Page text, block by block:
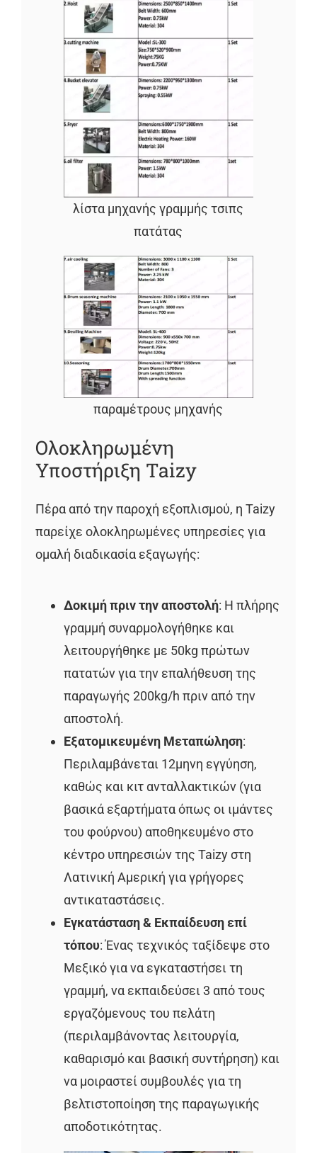
λίστα μηχανής γραμμής τσιπς
πατάτας
παραμέτρους μηχανής
Ολοκληρωμένη
Υποστήριξη Taizy
Πέρα από την παροχή εξοπλισμού, η Taizy
παρείχε ολοκληρωμένες υπηρεσίες για
ομαλή διαδικασία εξαγωγής:
Δοκιμή πριν την αποστολή: Η πλήρης
γραμμή συναρμολογήθηκε και
λειτουργήθηκε με 50kg πρώτων
πατατών για την επαλήθευση της
παραγωγής 200kg/h πριν από την
αποστολή.
Εξατομικευμένη Μεταπώληση:
Περιλαμβάνεται 12μηνη εγγύηση,
καθώς και κιτ ανταλλακτικών (για
βασικά εξαρτήματα όπως οι ιμάντες
του φούρνου) αποθηκευμένο στο
κέντρο υπηρεσιών της Taizy στη
Λατινική Αμερική για γρήγορες
αντικαταστάσεις.
Εγκατάσταση & Εκπαίδευση επί
τόπου: Ένας τεχνικός ταξίδεψε στο
Μεξικό για να εγκαταστήσει τη
γραμμή, να εκπαιδεύσει 3 από τους
εργαζόμενους του πελάτη
(περιλαμβάνοντας λειτουργία,
καθαρισμό και βασική συντήρηση) και
να μοιραστεί συμβουλές για τη
βελτιστοποίηση της παραγωγικής
αποδοτικότητας.